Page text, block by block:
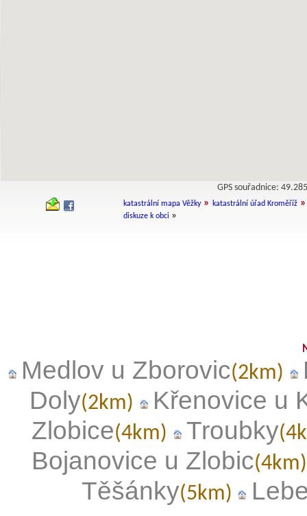
GPS souřadnice:
katastrální mapa Věžky» katastrální úřad Kroměříž »
diskuze k obci »
Medlov u Zborovic(2km)
Doly(2km)
Křenovice u
Zlobice(4km) Troubky
Bojanovice u Zlobic
Těšánky(5km)